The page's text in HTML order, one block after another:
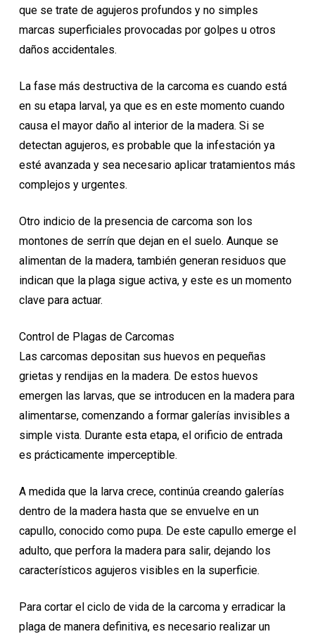
que se trate de agujeros profundos y no simples
marcas superficiales provocadas por golpes u otros
daños accidentales.
La fase más destructiva de la carcoma es cuando está
en su etapa larval, ya que es en este momento cuando
causa el mayor daño al interior de la madera. Si se
detectan agujeros, es probable que la infestación ya
esté avanzada y sea necesario aplicar tratamientos más
complejos y urgentes.
Otro indicio de la presencia de carcoma son los
montones de serrín que dejan en el suelo. Aunque se
alimentan de la madera, también generan residuos que
indican que la plaga sigue activa, y este es un momento
clave para actuar.
Control de Plagas de Carcomas
Las carcomas depositan sus huevos en pequeñas
grietas y rendijas en la madera. De estos huevos
emergen las larvas, que se introducen en la madera para
alimentarse, comenzando a formar galerías invisibles a
simple vista. Durante esta etapa, el orificio de entrada
es prácticamente imperceptible.
A medida que la larva crece, continúa creando galerías
dentro de la madera hasta que se envuelve en un
capullo, conocido como pupa. De este capullo emerge el
adulto, que perfora la madera para salir, dejando los
característicos agujeros visibles en la superficie.
Para cortar el ciclo de vida de la carcoma y erradicar la
plaga de manera definitiva, es necesario realizar un